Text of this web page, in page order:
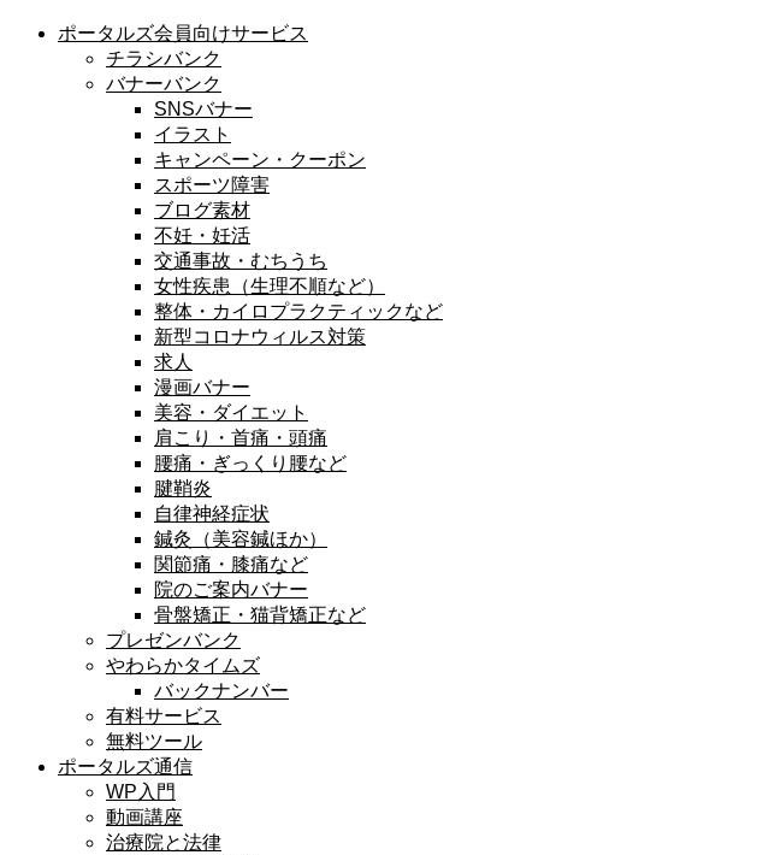
ポータルズ会員向けサービス
チラシバンク
バナーバンク
SNSバナー
イラスト
キャンペーン・クーポン
スポーツ障害
ブログ素材
不妊・妊活
交通事故・むちうち
女性疾患（生理不順など）
整体・カイロプラクティックなど
新型コロナウィルス対策
求人
漫画バナー
美容・ダイエット
肩こり・首痛・頭痛
腰痛・ぎっくり腰など
腱鞘炎
自律神経症状
鍼灸（美容鍼ほか）
関節痛・膝痛など
院のご案内バナー
骨盤矯正・猫背矯正など
プレゼンバンク
やわらかタイムズ
バックナンバー
有料サービス
無料ツール
ポータルズ通信
WP入門
動画講座
治療院と法律